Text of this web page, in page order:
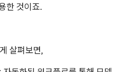
한 것이죠.
살펴보면,